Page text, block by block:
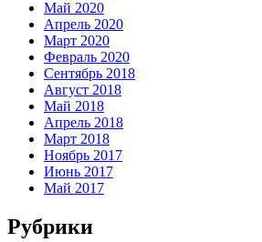
Май 2020
Апрель 2020
Март 2020
Февраль 2020
Сентябрь 2018
Август 2018
Май 2018
Апрель 2018
Март 2018
Ноябрь 2017
Июнь 2017
Май 2017
Рубрики